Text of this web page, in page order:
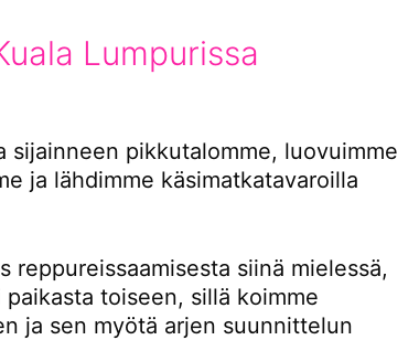
Lumpurissa
sijainneen pikkutalomme, luovuimme
ja lähdimme käsimatkatavaroilla
reppureissaamisesta siinä mielessä,
toiseen, sillä koimme
ja sen myötä arjen suunnittelun